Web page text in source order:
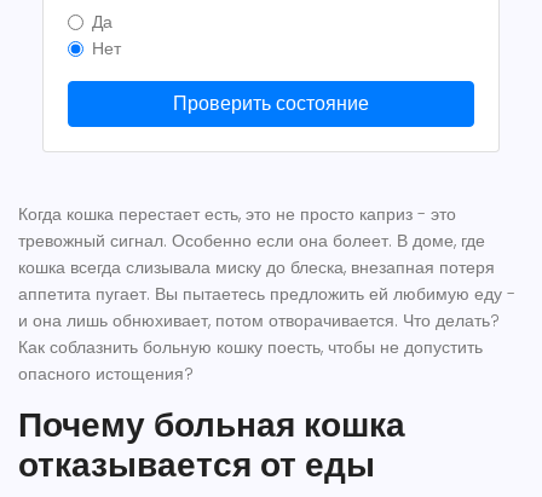
Да
Нет
Проверить состояние
Когда кошка перестает есть, это не просто каприз - это
тревожный сигнал. Особенно если она болеет. В доме, где
кошка всегда слизывала миску до блеска, внезапная потеря
аппетита пугает. Вы пытаетесь предложить ей любимую еду -
и она лишь обнюхивает, потом отворачивается. Что делать?
Как соблазнить больную кошку поесть, чтобы не допустить
опасного истощения?
Почему больная кошка
отказывается от еды